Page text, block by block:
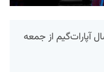
آپارات‌گیم از جمعه